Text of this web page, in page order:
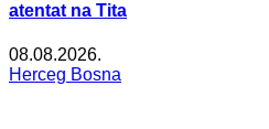
atentat na Tita
08.08.2026.
Herceg Bosna